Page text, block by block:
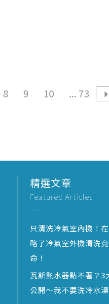
8 9 10 ... 73
精選文章
Featured Articles
只清洗冷氣室內機！
略了冷氣室外機清洗
命！
瓦斯熱水器點不著？3
公開～我不要洗冷水澡